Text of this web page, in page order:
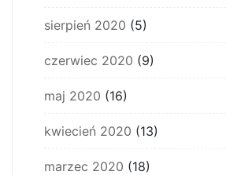
sierpień 2020 (5)
czerwiec 2020 (9)
maj 2020 (16)
kwiecień 2020 (13)
marzec 2020 (18)